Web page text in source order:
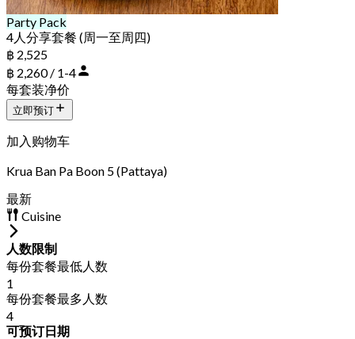
Party Pack
4人分享套餐 (周一至周四)
฿ 2,525
฿ 2,260 / 1-4
每套装净价
立即预订
加入购物车
Krua Ban Pa Boon 5 (Pattaya)
最新
Cuisine
人数限制
每份套餐最低人数
1
每份套餐最多人数
4
可预订日期